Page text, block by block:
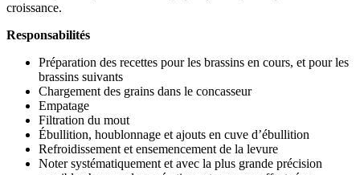
croissance.
Responsabilités
Préparation des recettes pour les brassins en cours, et pour les
brassins suivants
Chargement des grains dans le concasseur
Empatage
Filtration du mout
Ébullition, houblonnage et ajouts en cuve d’ébullition
Refroidissement et ensemencement de la levure
Noter systématiquement et avec la plus grande précision